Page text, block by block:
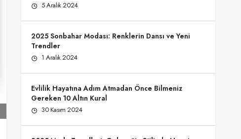
5 Aralık 2024
2025 Sonbahar Modası: Renklerin Dansı ve Yeni
Trendler
1 Aralık 2024
Evlilik Hayatına Adım Atmadan Önce Bilmeniz
Gereken 10 Altın Kural
30 Kasım 2024